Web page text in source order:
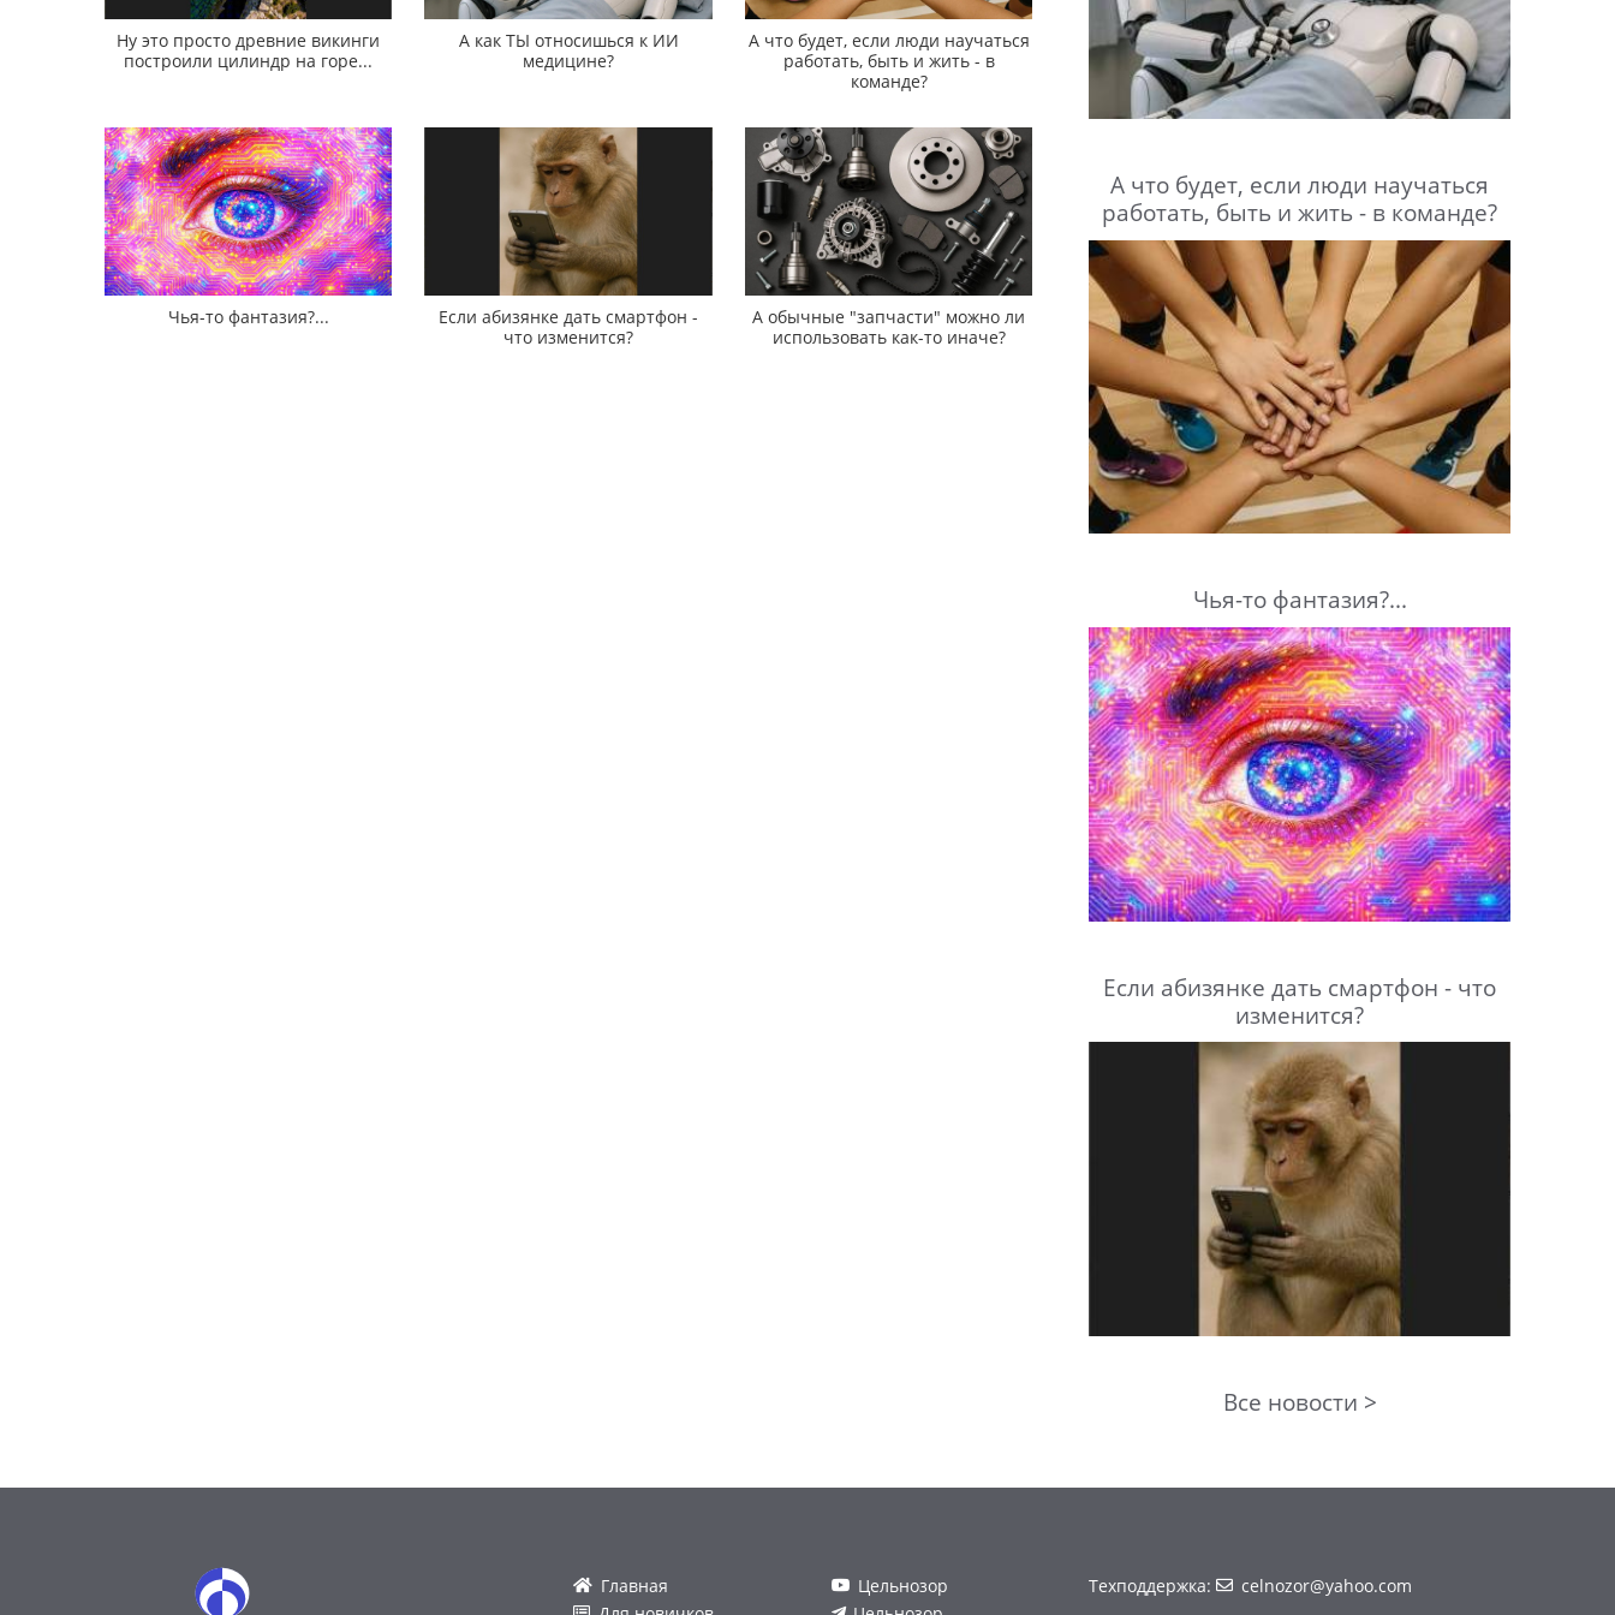
Ну это просто древние викинги
построили цилиндр на горе...
А как ТЫ относишься к ИИ
медицине?
А что будет, если люди научаться
работать, быть и жить - в
команде?
Чья-то фантазия?...
Если абизянке дать смартфон -
что изменится?
А обычные "запчасти" можно ли
использовать как-то иначе?
А что будет, если люди научаться
работать, быть и жить - в команде?
Чья-то фантазия?...
Если абизянке дать смартфон - что
изменится?
Все новости >
Главная
Цельнозор
Техподдержка: celnozor@yahoo.com